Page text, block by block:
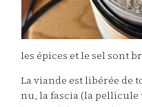
les épices et le sel sont
La viande est libérée de
nu, la fascia (la